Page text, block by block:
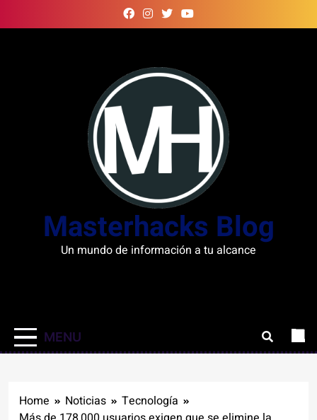
to
Masterhacks Blog
Un mundo de información a tu alcance
MENU
Home Noticias
Tecnología